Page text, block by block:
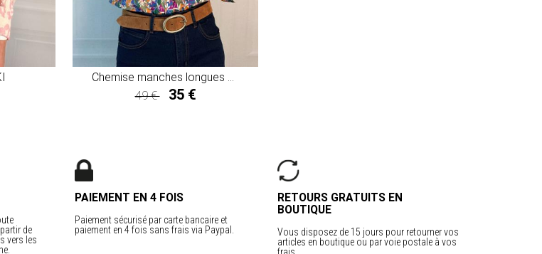
49 €
35 €
de
vers les
PAIEMENT EN 4 FOIS
Paiement sécurisé par carte bancaire et
paiement en 4 fois sans frais via Paypal.
RETOURS GRATUITS EN
BOUTIQUE
Vous disposez de 15 jours pour retourner vos
articles en boutique ou par voie postale à vos
frais.